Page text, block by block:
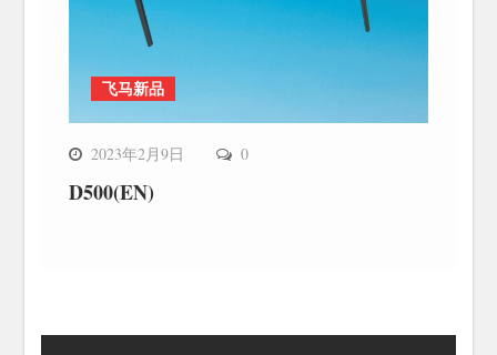
飞马新品
2023年2月9日 0
D500(EN)